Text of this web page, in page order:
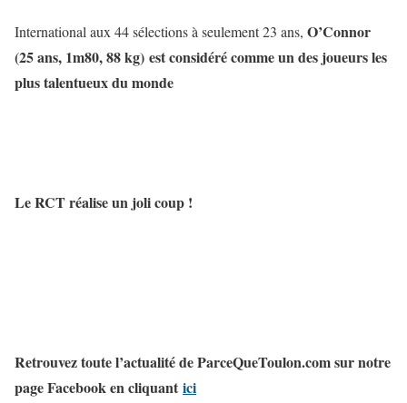
International aux 44 sélections à seulement 23 ans, O’Connor
(25 ans, 1m80, 88 kg) est considéré comme un des joueurs les
plus talentueux du monde
Le RCT réalise un joli coup !
Retrouvez toute l’actualité de ParceQueToulon.com sur notre
page Facebook en cliquant ici